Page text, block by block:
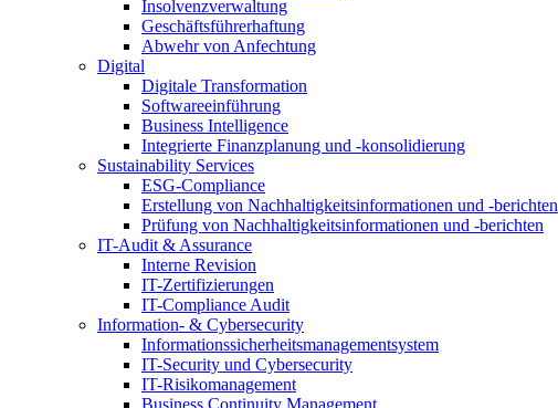
Insolvenzverwaltung
Geschäftsführerhaftung
Abwehr von Anfechtung
Digital
Digitale Transformation
Softwareeinführung
Business Intelligence
Integrierte Finanzplanung und -konsolidierung
Sustainability Services
ESG-Compliance
Erstellung von Nachhaltigkeitsinformationen und -berichten
Prüfung von Nachhaltigkeitsinformationen und -berichten
IT-Audit & Assurance
Interne Revision
IT-Zertifizierungen
IT-Compliance Audit
Information- & Cybersecurity
Informationssicherheitsmanagementsystem
IT-Security und Cybersecurity
IT-Risikomanagement
Business Continuity Management